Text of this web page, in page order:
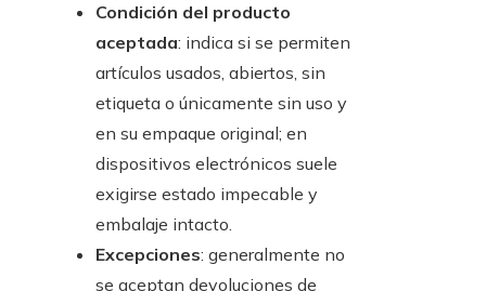
Condición del producto
aceptada: indica si se permiten
artículos usados, abiertos, sin
etiqueta o únicamente sin uso y
en su empaque original; en
dispositivos electrónicos suele
exigirse estado impecable y
embalaje intacto.
Excepciones: generalmente no
se aceptan devoluciones de